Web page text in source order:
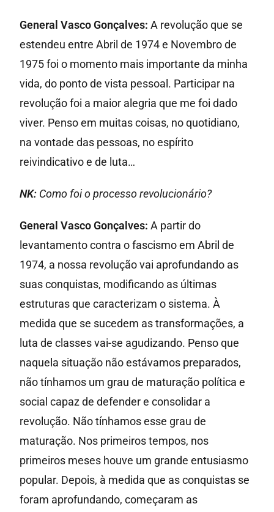
General Vasco Gonçalves: A revolução que se
estendeu entre Abril de 1974 e Novembro de
1975 foi o momento mais importante da minha
vida, do ponto de vista pessoal. Participar na
revolução foi a maior alegria que me foi dado
viver. Penso em muitas coisas, no quotidiano,
na vontade das pessoas, no espírito
reivindicativo e de luta…
NK: Como foi o processo revolucionário?
General Vasco Gonçalves: A partir do
levantamento contra o fascismo em Abril de
1974, a nossa revolução vai aprofundando as
suas conquistas, modificando as últimas
estruturas que caracterizam o sistema. À
medida que se sucedem as transformações, a
luta de classes vai-se agudizando. Penso que
naquela situação não estávamos preparados,
não tínhamos um grau de maturação política e
social capaz de defender e consolidar a
revolução. Não tínhamos esse grau de
maturação. Nos primeiros tempos, nos
primeiros meses houve um grande entusiasmo
popular. Depois, à medida que as conquistas se
foram aprofundando, começaram as